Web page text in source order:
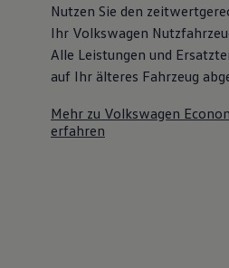
Nutzen Sie den
Ihr Volkswagen
Alle Leistungen und
auf Ihr älteres Fahrzeug
Mehr zu Volkswagen
erfahren